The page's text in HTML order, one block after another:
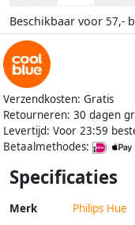
Beschikbaar voor 57,-
Verzendkosten: Gratis
Retourneren: 30 dagen
Levertijd: Voor 23:59
Betaalmethodes:
Specificaties
Merk Philips Hue